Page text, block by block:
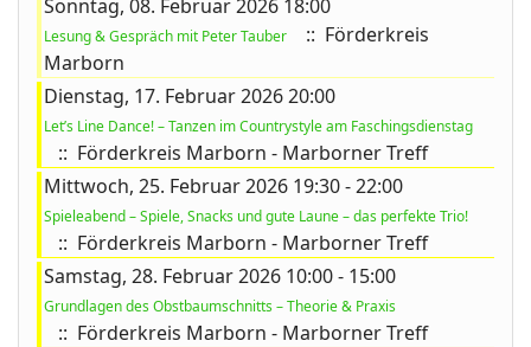
Sonntag, 08. Februar 2026 18:00
Lesung & Gespräch mit Peter Tauber
:: Förderkreis
Marborn
Dienstag, 17. Februar 2026 20:00
Let’s Line Dance! – Tanzen im Countrystyle am Faschingsdienstag
:: Förderkreis Marborn - Marborner Treff
Mittwoch, 25. Februar 2026 19:30 - 22:00
Spieleabend – Spiele, Snacks und gute Laune – das perfekte Trio!
:: Förderkreis Marborn - Marborner Treff
Samstag, 28. Februar 2026 10:00 - 15:00
Grundlagen des Obstbaumschnitts – Theorie & Praxis
:: Förderkreis Marborn - Marborner Treff